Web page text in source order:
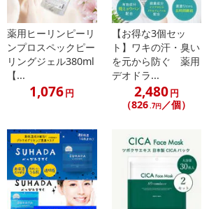
記載されている内容を必ずご確認いただき
にご納得いただきましたうえでお申し込みく
※パッケージ変更や商品リニューアル（成
参考の掲載画像や画像内のバーコードなど
る場合がございます。
また、[新たな加工食品の原料原産地表示制
了により、商品詳細内に記載の原産国・原
あらかじめご了承いただいた上でお申込み
によるお申込み後のキャンセル・返品交換
【お支払いについて】
※送料はお試し費用に含まれております。
薬用ヒーリンピーリ
ンプロスペックピー
リングジェル380ml
【...
1,076円
【お得な3個セッ
ト】ワキの汗・臭い
を元から防ぐ 薬用
デオドラ...
2,480円
（826.7円／個）